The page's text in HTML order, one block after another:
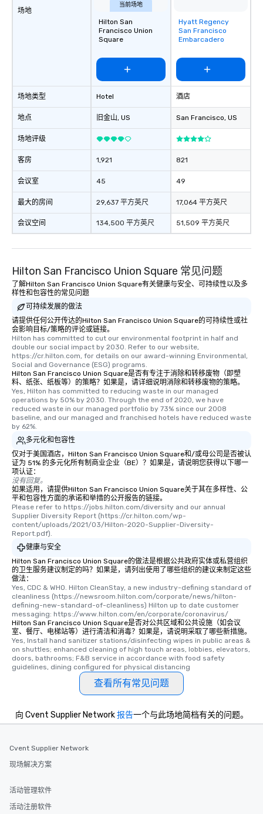
场地
场地类型
地点
场地评级
客房
会议室
最大的房间
会议空间
当前场地
Hilton San
Francisco Union
Square
Hotel
旧金山, US
1,921
45
29,637 平方英尺
134,500 平方英尺
Removed from
favorites
Hyatt Regency
San Francisco
Embarcadero
酒店
San Francisco, US
821
49
17,064 平方英尺
51,509 平方英尺
Hilton San Francisco Union Square 常见问题
了解Hilton San Francisco Union Square有关健康与安全、可持续性以及多
样性和包容性的常见问题
可持续发展的做法
请提供任何公开传达的Hilton San Francisco Union Square的可持续性或社
会影响目标/策略的评论或链接。
Hilton has committed to cut our environmental footprint in half and
double our social impact by 2030. Refer to our website,
https://cr.hilton.com, for details on our award-winning Environmental,
Social and Governance (ESG) programs.
Hilton San Francisco Union Square是否有专注于消除和转移废物（即塑
料、纸张、纸板等）的策略？如果是，请详细说明消除和转移废物的策略。
Yes, Hilton has committed to reducing waste in our managed
operations by 50% by 2030. Through the end of 2020, we have
reduced waste in our managed portfolio by 73% since our 2008
baseline, and our managed and franchised hotels have reduced waste
by 62%.
多元化和包容性
仅对于美国酒店，Hilton San Francisco Union Square和/或母公司是否被认
证为 51% 的多元化所有制商业企业（BE）？如果是，请说明您获得以下哪一
项认证：
没有回复。
如果适用，请提供Hilton San Francisco Union Square关于其在多样性、公
平和包容性方面的承诺和举措的公开报告的链接。
Please refer to https://jobs.hilton.com/diversity and our annual
Supplier Diversity Report (https://cr.hilton.com/wp-
content/uploads/2021/03/Hilton-2020-Supplier-Diversity-
Report.pdf).
健康与安全
Hilton San Francisco Union Square的做法是根据公共政府实体或私营组织
的卫生服务建议制定的吗？如果是，请列出使用了哪些组织的建议来制定这些
做法：
Yes, CDC & WHO. Hilton CleanStay, a new industry-defining standard of
cleanliness (https://newsroom.hilton.com/corporate/news/hilton-
defining-new-standard-of-cleanliness) Hilton up to date customer
messaging: https://www.hilton.com/en/corporate/coronavirus/
Hilton San Francisco Union Square是否对公共区域和公共设施（如会议
室、餐厅、电梯站等）进行清洁和消毒？如果是，请说明采取了哪些新措施。
Yes, Install hand sanitizer stations/disinfecting wipes in public areas &
on shuttles; enhanced cleaning of high touch areas, lobbies, elevators,
doors, bathrooms; F&B service in accordance with food safety
guidelines, dining configured for physical distancing
查看所有常见问题
向 Cvent Supplier Network报告一个与此场地简档有关的问题。
Cvent Supplier Network
现场解决方案
活动管理软件
活动注册软件